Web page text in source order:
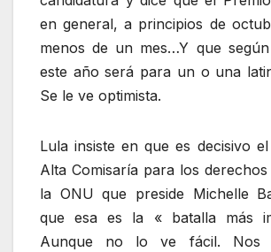
en general, a principios de
menos de un mes…Y que
este año será para un o una
Se le ve optimista.
Lula insiste en que es decisivo
Alta Comisaría para los
la ONU que preside Michelle
que esa es la « batalla más
Aunque no lo ve fácil. Nos